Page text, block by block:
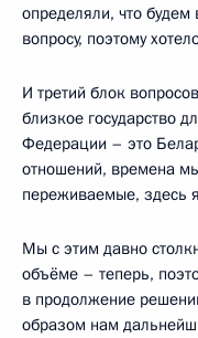
определяли, что будем
вопросу, поэтому
И третий блок
близкое государство
Федерации – это
отношений, времена
переживаемые, здесь
Мы с этим давно
объёме – теперь,
в продолжение
образом нам